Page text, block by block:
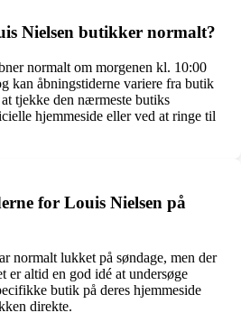
Nielsen butikker normalt?
normalt om morgenen kl. 10:00
kan åbningstiderne variere fra butik
tjekke den nærmeste butiks
hjemmeside eller ved at ringe til
for Louis Nielsen på
normalt lukket på søndage, men der
er altid en god idé at undersøge
butik på deres hjemmeside
direkte.